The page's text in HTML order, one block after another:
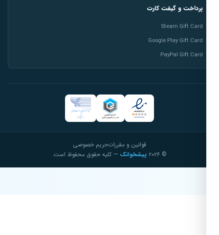
پرداخت و گیفت کارت
Steam Gift Card
Google Play Gift Card
PayPal Gift Card
قوانین و مقرراتحریم خصوصی
پیشخوانک— کلیه حقوق محفوظ است.